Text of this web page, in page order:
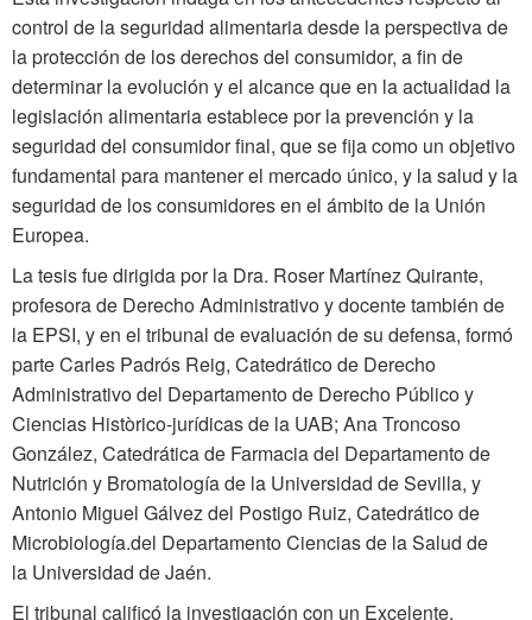
control de la seguridad alimentaria desde la perspectiva de
la protección de los derechos del consumidor, a fin de
determinar la evolución y el alcance que en la actualidad la
legislación alimentaria establece por la prevención y la
seguridad del consumidor final, que se fija como un objetivo
fundamental para mantener el mercado único, y la salud y la
seguridad de los consumidores en el ámbito de la Unión
Europea.
La tesis fue dirigida por la Dra. Roser Martínez Quirante,
profesora de Derecho Administrativo y docente también de
la EPSI, y en el tribunal de evaluación de su defensa, formó
parte Carles Padrós Reig, Catedrático de Derecho
Administrativo del Departamento de Derecho Público y
Ciencias Històrico-jurídicas de la UAB; Ana Troncoso
González, Catedrática de Farmacia del Departamento de
Nutrición y Bromatología de la Universidad de Sevilla, y
Antonio Miguel Gálvez del Postigo Ruiz, Catedrático de
Microbiología.del Departamento Ciencias de la Salud de
la Universidad de Jaén.
El tribunal calificó la investigación con un Excelente.